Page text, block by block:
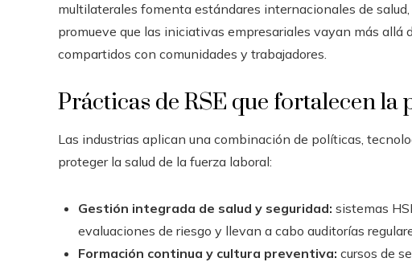
multilaterales fomenta estándares internacionales de
promueve que las iniciativas empresariales vayan más
compartidos con comunidades y trabajadores.
Prácticas de RSE que fortalecen
Las industrias aplican una combinación de políticas,
proteger la salud de la fuerza laboral:
Gestión integrada de salud y seguridad: sistemas
evaluaciones de riesgo y llevan a cabo auditorías
Formación continua y cultura preventiva: cursos de